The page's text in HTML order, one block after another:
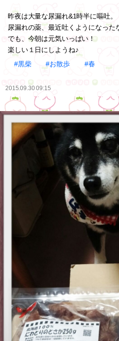
昨夜は大量な尿漏れ&1時半に嘔吐。
尿漏れの薬、最近吐くようになった
でも、今朝は元気いっぱい！
楽しい１日にしようね♪
#黒柴
#お散歩 #春
2015.09.30 09:15